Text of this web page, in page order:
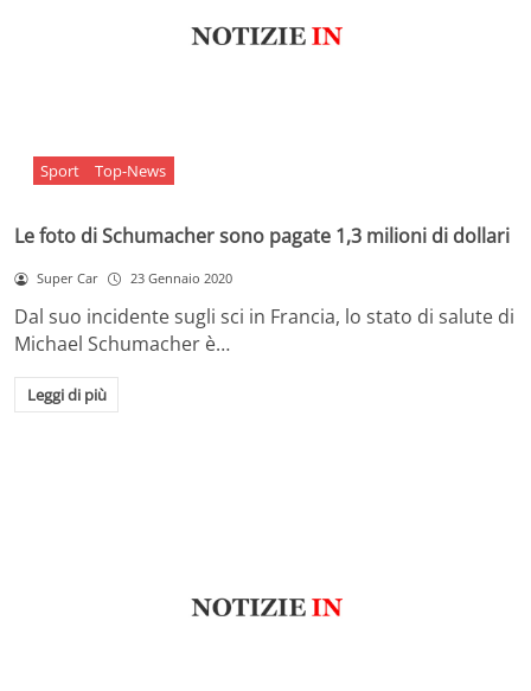
Sport Top-News
Le foto di Schumacher sono pagate 1,3 milioni di dollari
Super Car 23 Gennaio 2020
Dal suo incidente sugli sci in Francia, lo stato di salute di
Michael Schumacher è…
Leggi di più